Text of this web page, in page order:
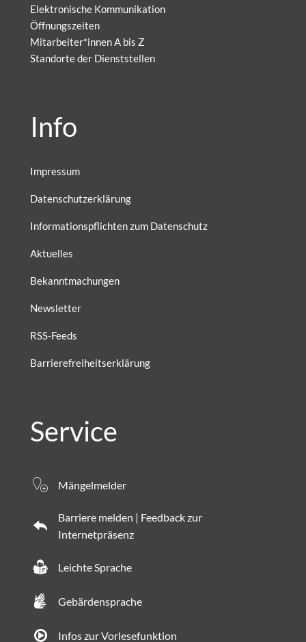
Elektronische Kommunikation
Öffnungszeiten
Mitarbeiter*innen A bis Z
Standorte der Dienststellen
Info
Impressum
Datenschutzerklärung
Informationspflichten zum Datenschutz
Aktuelles
Bekanntmachungen
Newsletter
RSS-Feeds
Barrierefreiheitserklärung
Service
Mängelmelder
Barriere melden | Feedback zur
Internetpräsenz
Leichte Sprache
Gebärdensprache
Infos zur Vorlesefunktion